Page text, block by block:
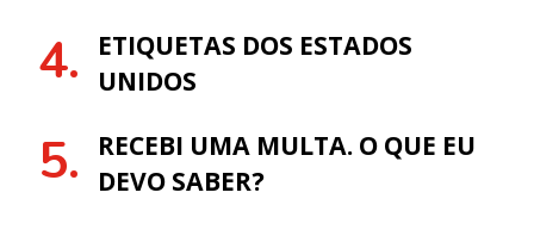
ETIQUETAS DOS ESTADOS
UNIDOS
RECEBI UMA MULTA. O QUE EU
DEVO SABER?